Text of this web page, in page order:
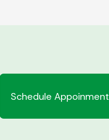
Schedule Appoinment